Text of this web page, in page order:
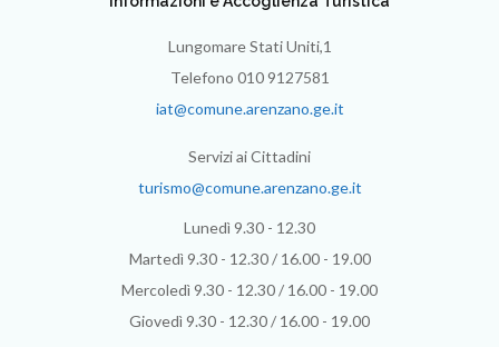
Lungomare Stati Uniti,1
Telefono 010 9127581
iat@comune.arenzano.ge.it
Servizi ai Cittadini
turismo@comune.arenzano.ge.it
Lunedì 9.30 - 12.30
Martedì 9.30 - 12.30 / 16.00 - 19.00
Mercoledì 9.30 - 12.30 / 16.00 - 19.00
Giovedì 9.30 - 12.30 / 16.00 - 19.00